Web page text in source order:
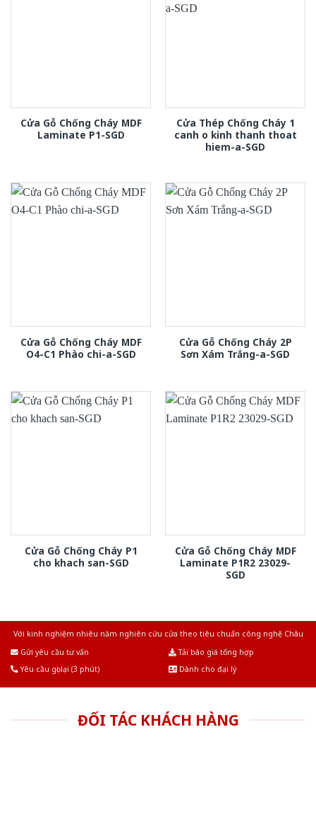
Cửa Gỗ Chống Cháy MDF
Laminate P1-SGD
Cửa Thép Chống Cháy 1
canh o kinh thanh thoat
hiem-a-SGD
Cửa Gỗ Chống Cháy MDF
O4-C1 Phào chi-a-SGD
Cửa Gỗ Chống Cháy 2P
Sơn Xám Trắng-a-SGD
Cửa Gỗ Chống Cháy P1
cho khach san-SGD
Cửa Gỗ Chống Cháy MDF
Laminate P1R2 23029-
SGD
Với kinh nghiệm nhiêu năm nghiên cứu cửa theo tiêu chuẩn công nghệ Châu
Gửi yêu cầu tư vấn
Tải báo giá tổng hợp
Yêu cầu gọi lại (3 phút)
Dành cho đại lý
ĐỐI TÁC KHÁCH HÀNG